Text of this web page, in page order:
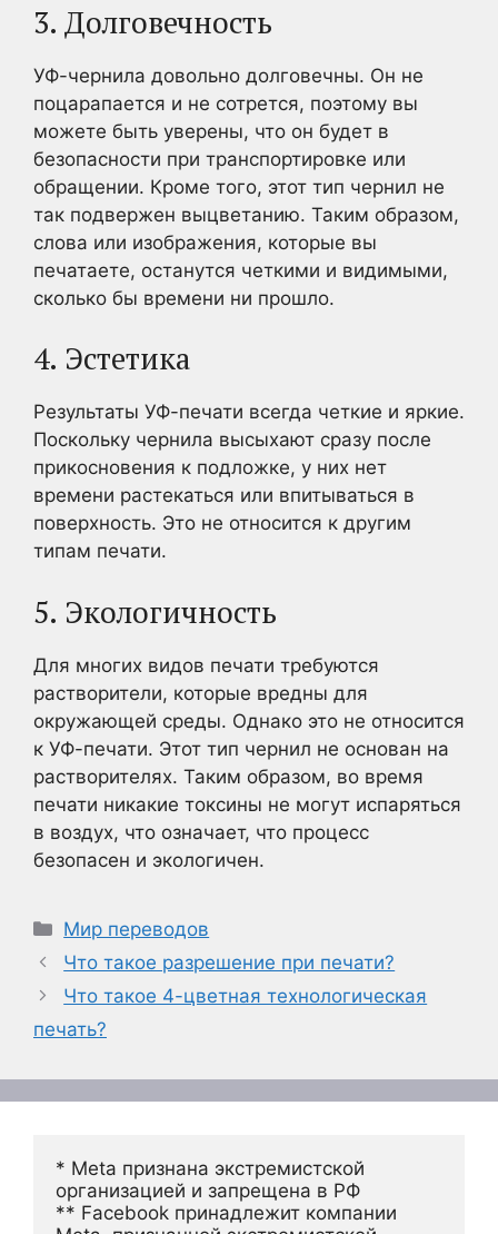
3. Долговечность
УФ-чернила довольно долговечны. Он не
поцарапается и не сотрется, поэтому вы
можете быть уверены, что он будет в
безопасности при транспортировке или
обращении. Кроме того, этот тип чернил не
так подвержен выцветанию. Таким образом,
слова или изображения, которые вы
печатаете, останутся четкими и видимыми,
сколько бы времени ни прошло.
4. Эстетика
Результаты УФ-печати всегда четкие и яркие.
Поскольку чернила высыхают сразу после
прикосновения к подложке, у них нет
времени растекаться или впитываться в
поверхность. Это не относится к другим
типам печати.
5. Экологичность
Для многих видов печати требуются
растворители, которые вредны для
окружающей среды. Однако это не относится
к УФ-печати. Этот тип чернил не основан на
растворителях. Таким образом, во время
печати никакие токсины не могут испаряться
в воздух, что означает, что процесс
безопасен и экологичен.
Рубрики
Мир переводов
Что такое разрешение при печати?
Что такое 4-цветная технологическая
печать?
* Meta признана экстремистской
организацией и запрещена в РФ
** Facebook принадлежит компании